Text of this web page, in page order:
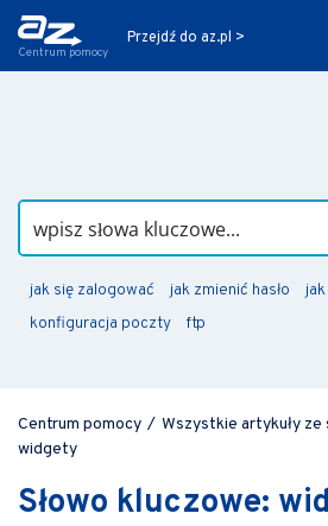
Centrum pomocy
Przejdź do az.pl >
jak się zalogować jak zmienić hasło
konfiguracja poczty
ftp
Centrum pomocy / Wszystkie artykuły ze
widgety
Słowo kluczowe: